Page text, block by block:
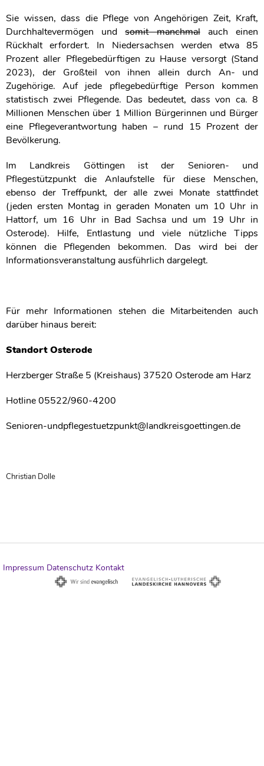
Sie wissen, dass die Pflege von Angehörigen Zeit, Kraft,
Durchhaltevermögen undsomit manchmalauch einen
Rückhalt erfordert. In Niedersachsen werden etwa 85
Prozent aller Pflegebedürftigen zu Hause versorgt (Stand
2023), der Großteil von ihnen allein durch An- und
Zugehörige. Auf jede pflegebedürftige Person kommen
statistisch zwei Pflegende. Das bedeutet, dass von ca. 8
Millionen Menschen über 1 Million Bürgerinnen und Bürger
eine Pflegeverantwortung haben – rund 15 Prozent der
Bevölkerung.
Im Landkreis Göttingen ist der Senioren- und
Pflegestützpunkt die Anlaufstelle für diese Menschen,
ebenso der Treffpunkt, der alle zwei Monate stattfindet
(jeden ersten Montag in geraden Monaten um 10 Uhr in
Hattorf, um 16 Uhr in Bad Sachsa und um 19 Uhr in
Osterode). Hilfe, Entlastung und viele nützliche Tipps
können die Pflegenden bekommen. Das wird bei der
Informationsveranstaltung ausführlich dargelegt.
Für mehr Informationen stehen die Mitarbeitenden auch
darüber hinaus bereit:
Standort Osterode
Herzberger Straße 5 (Kreishaus) 37520 Osterode am Harz
Hotline 05522/960-4200
Senioren-undpflegestuetzpunkt@landkreisgoettingen.de
Christian Dolle
Impressum Datenschutz Kontakt